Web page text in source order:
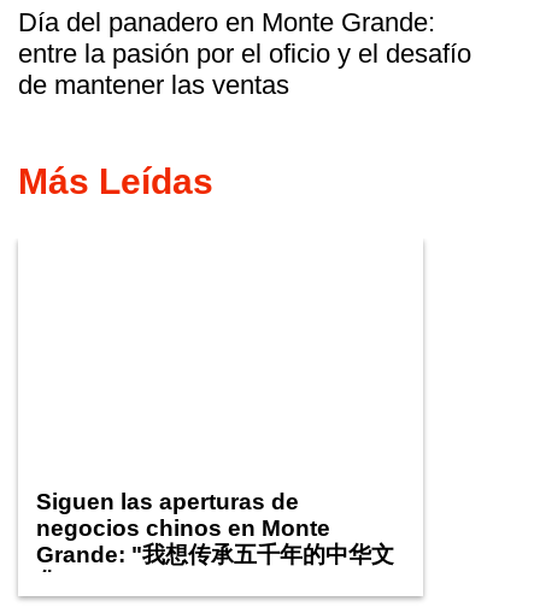
Día del panadero en Monte Grande:
entre la pasión por el oficio y el desafío
de mantener las ventas
Más Leídas
Siguen las aperturas de
negocios chinos en Monte
Grande: "我想传承五千年的中华文